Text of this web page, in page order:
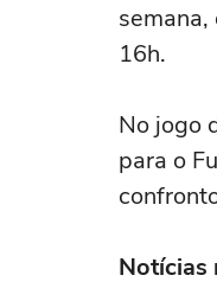
16h.
No jogo
para o
Notícias